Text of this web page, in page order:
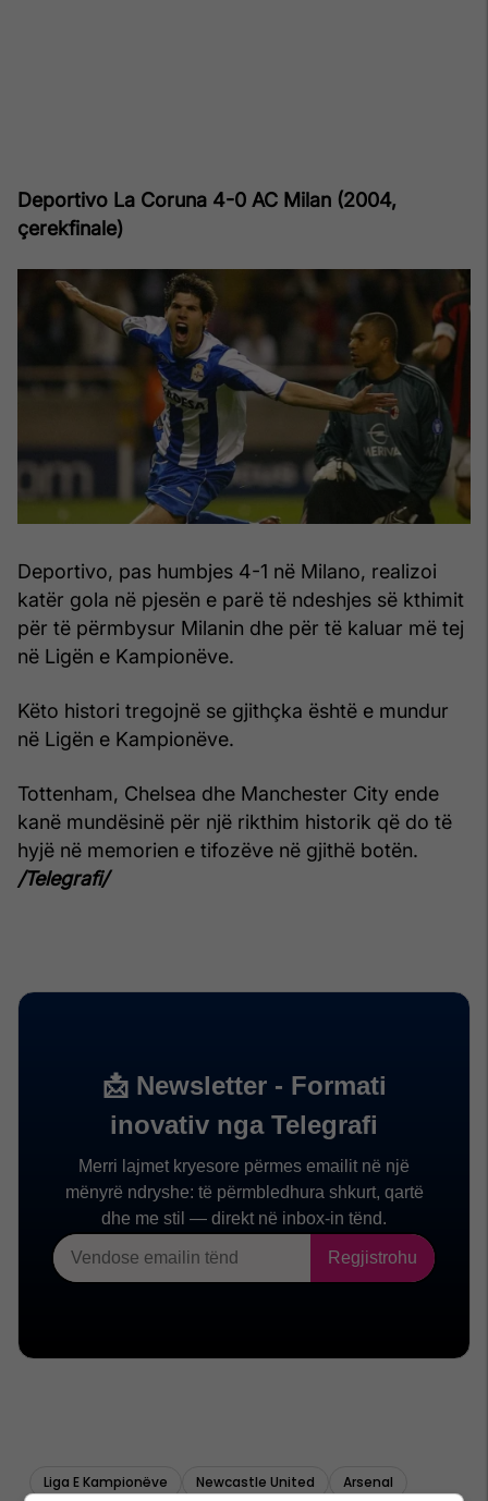
Deportivo La Coruna 4-0 AC Milan (2004,
çerekfinale)
Deportivo, pas humbjes 4-1 në Milano, realizoi
katër gola në pjesën e parë të ndeshjes së kthimit
për të përmbysur Milanin dhe për të kaluar më tej
në Ligën e Kampionëve.
Këto histori tregojnë se gjithçka është e mundur
në Ligën e Kampionëve.
Tottenham, Chelsea dhe Manchester City ende
kanë mundësinë për një rikthim historik që do të
hyjë në memorien e tifozëve në gjithë botën.
/Telegrafi/
Liga E Kampionëve Newcastle United Arsenal